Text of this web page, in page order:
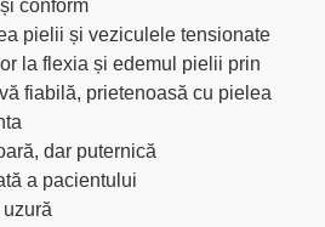
conform
pielii și veziculele tensionate
la flexia și edemul pielii prin
fiabilă, prietenoasă cu pielea
dar puternică
a pacientului